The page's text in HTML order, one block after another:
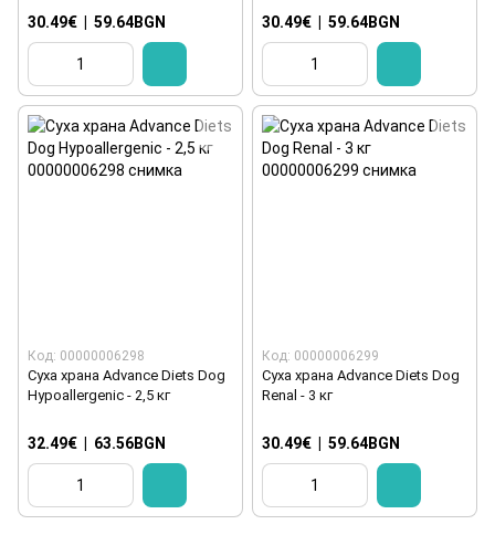
30.49€ 59.64BGN 30.49€ 59.64BGN
Код: 00000006298
Суха храна Advance Diets Dog
Hypoallergenic - 2,5 кг
32.49€ 63.56BGN
Код: 00000006299
Суха храна Advance Diets Dog
Renal - 3 кг
30.49€ 59.64BGN